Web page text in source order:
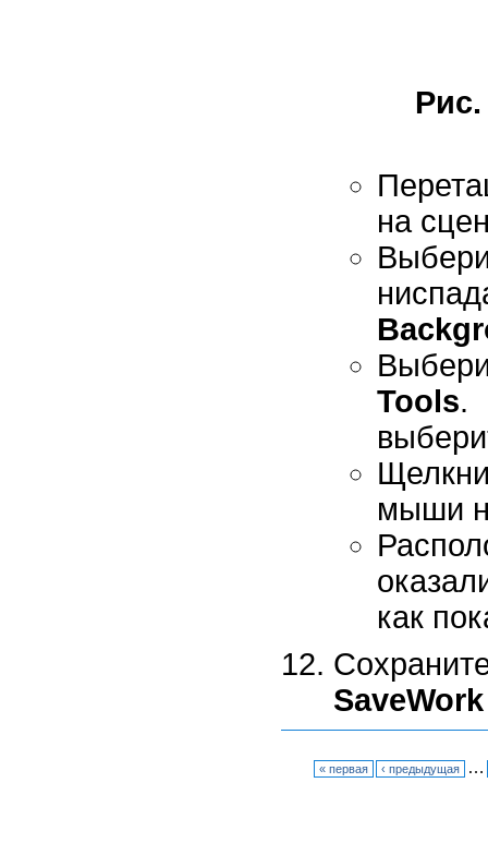
Рис.
на
Tools.
мыши
как
SaveWork
« первая ‹ предыдущая …